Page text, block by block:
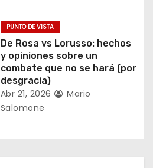
PUNTO DE VISTA
De Rosa vs Lorusso: hechos
y opiniones sobre un
combate que no se hará (por
desgracia)
Abr 21, 2026
Mario
Salomone